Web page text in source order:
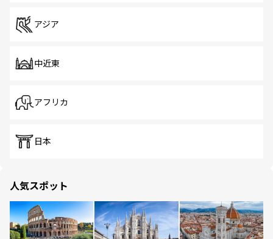
アジア
中近東
アフリカ
日本
人気スポット